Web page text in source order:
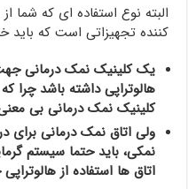
البته نوع استفاده ای که شما
کننده تجهیزاتی است که باید
یک کلینیک نمک درمانی
هالوتراپی داشته باشد
کلینیک نمک درمانی بی
ولی اتاق نمک درمانی برای
نمکی، باید حتما سیستم
اتاق ها استفاده از